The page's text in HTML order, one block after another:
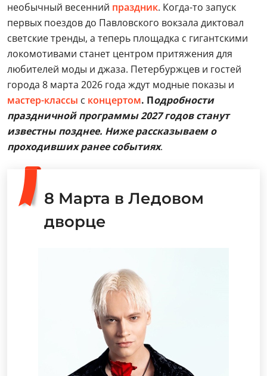
необычный весенний праздник. Когда-то запуск
первых поездов до Павловского вокзала диктовал
светские тренды, а теперь площадка с гигантскими
локомотивами станет центром притяжения для
любителей моды и джаза. Петербуржцев и гостей
города 8 марта 2026 года ждут модные показы и
мастер-классы с концертом. Подробности
праздничной программы 2027 годов станут
известны позднее. Ниже рассказываем о
проходивших ранее событиях.
8 Марта в Ледовом
дворце